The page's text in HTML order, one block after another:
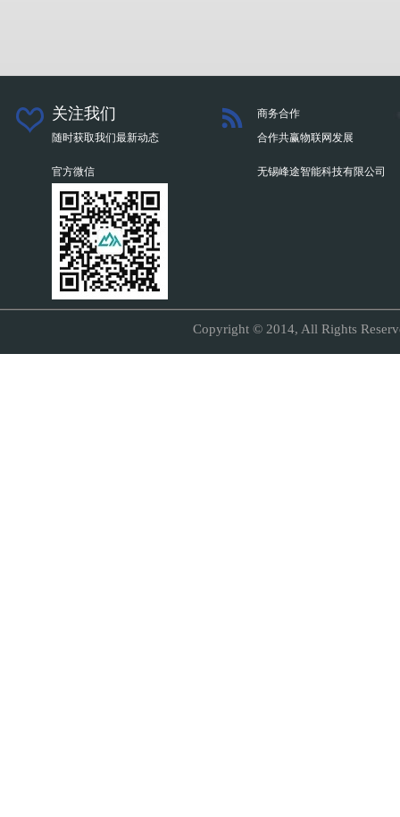
关注我们
随时获取我们最新动态
官方微信
商务合作
合作共赢物联网发展
无锡峰途智能科技有限公司
Copyright © 2014, All Rights